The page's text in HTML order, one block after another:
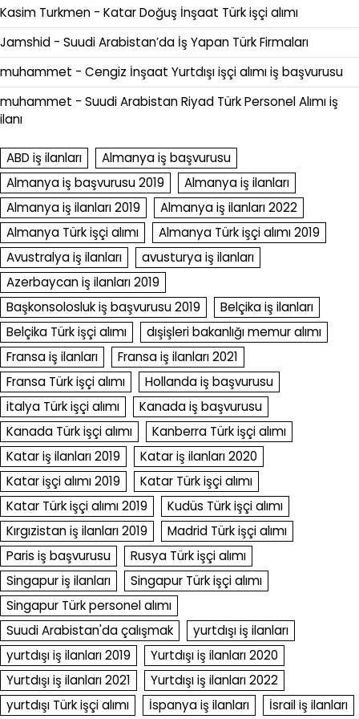
Kasim Turkmen - Katar Doğuş İnşaat Türk işçi alımı
Jamshid - Suudi Arabistan’da İş Yapan Türk Firmaları
muhammet - Cengiz İnşaat Yurtdışı işçi alımı iş başvurusu
muhammet - Suudi Arabistan Riyad Türk Personel Alımı iş
ilanı
ABD iş ilanları
Almanya iş başvurusu
Almanya iş başvurusu 2019
Almanya iş ilanları
Almanya iş ilanları 2019
Almanya iş ilanları 2022
Almanya Türk işçi alımı
Almanya Türk işçi alımı 2019
Avustralya iş ilanları
avusturya iş ilanları
Azerbaycan iş ilanları 2019
Başkonsolosluk iş başvurusu 2019
Belçika iş ilanları
Belçika Türk işçi alımı
dışişleri bakanlığı memur alımı
Fransa iş ilanları
Fransa iş ilanları 2021
Fransa Türk işçi alımı
Hollanda iş başvurusu
italya Türk işçi alımı
Kanada iş başvurusu
Kanada Türk işçi alımı
Kanberra Türk işçi alımı
Katar iş ilanları 2019
Katar iş ilanları 2020
Katar işçi alımı 2019
Katar Türk işçi alımı
Katar Türk işçi alımı 2019
Kudüs Türk işçi alımı
Kırgızistan iş ilanları 2019
Madrid Türk işçi alımı
Paris iş başvurusu
Rusya Türk işçi alımı
Singapur iş ilanları
Singapur Türk işçi alımı
Singapur Türk personel alımı
Suudi Arabistan'da çalışmak
yurtdışı iş ilanları
yurtdışı iş ilanları 2019
Yurtdışı iş ilanları 2020
Yurtdışı iş ilanları 2021
Yurtdışı iş ilanları 2022
yurtdışı Türk işçi alımı
İspanya iş ilanları İsrail iş ilanları